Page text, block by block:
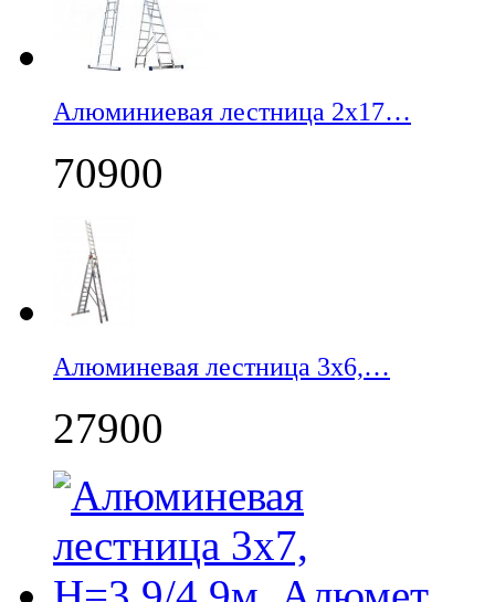
Алюминиевая лестница 2х17…
70900
Алюминевая лестница 3х6,…
27900